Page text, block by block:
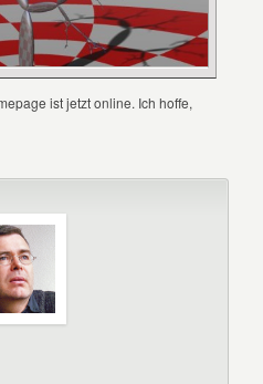
ist jetzt online. Ich hoffe,